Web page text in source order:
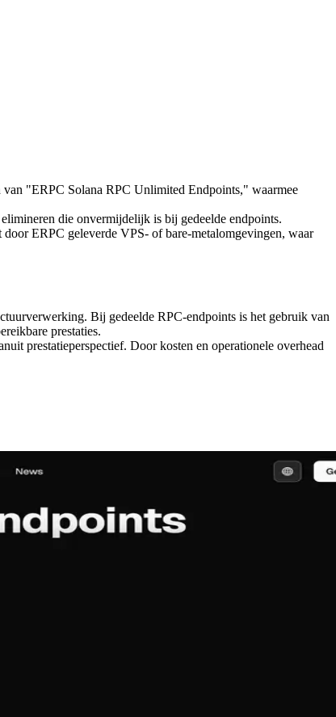
"ERPC Solana RPC Unlimited Endpoints," waarmee
die onvermijdelijk is bij gedeelde endpoints.
ERPC geleverde VPS- of bare-metalomgevingen, waar
Bij gedeelde RPC-endpoints is het gebruik van
prestaties.
prestatieperspectief. Door kosten en operationele overhead